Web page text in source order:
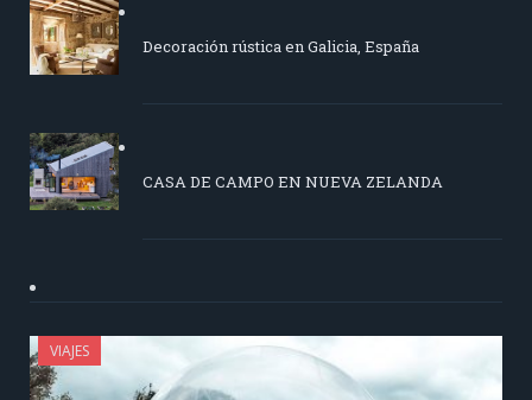
Decoración rústica en Galicia, España
CASA DE CAMPO EN NUEVA ZELANDA
VIAJES